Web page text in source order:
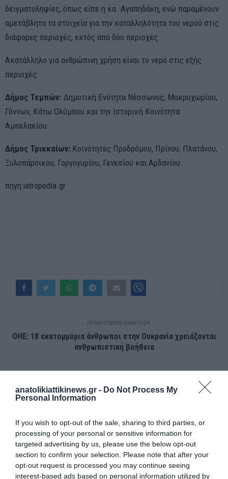
anatolikiattikinews.gr - Do Not Process My
Personal Information
If you wish to opt-out of the sale, sharing to third parties, or
processing of your personal or sensitive information for
targeted advertising by us, please use the below opt-out
section to confirm your selection. Please note that after your
opt-out request is processed you may continue seeing
interest-based ads based on personal information utilized by
δειγματοληψίες, όπως είπε η κα. Αγαπηδάκη, ενώ παραμένουν
αμετάβλητα τα στοιχεία για την καταλληλότητα του νερού στις
διάφορες περιοχές, εκτός από δύο περιοχές.
Ακατάλληλο για ανθρώπινη χρήση είναι το νερό στις εξής
περιοχές:
Δήμος Τεμπών: Δημοτική Ενότητα Νέσσωνος, Μακρυχωρίου,
Γόννων, Κάτω Ολύμπου και την Ιστορική Κοινότητα
Αμπελακίου.
Δήμος Τρικκαίων: Κοινότητες Προδρόμου, Πρίνου, Πλατάνου,
Ξυλοπάροικου, Γοργογυρίου, Γενεσίου και Αρδανίου.
πηγη:iatropedia.gr
ΠΡΟΗΓΟΎΜΕΝΗ ΑΝΆΡΤΗΣΗ
ΟΗΕ: 18 εκατομμύρια άνθρωποι στην Ουκρανία χρειάζονται
ανθρωπιστική βοήθεια
Ρεκόρ 12ετίας για τις τιμές του ουρανίου, στροφή στην
πυρηνική ενέργεια
ΣΧΕΤΙΚΈΣ ΑΝΑΡΤΉΣΕΙΣ